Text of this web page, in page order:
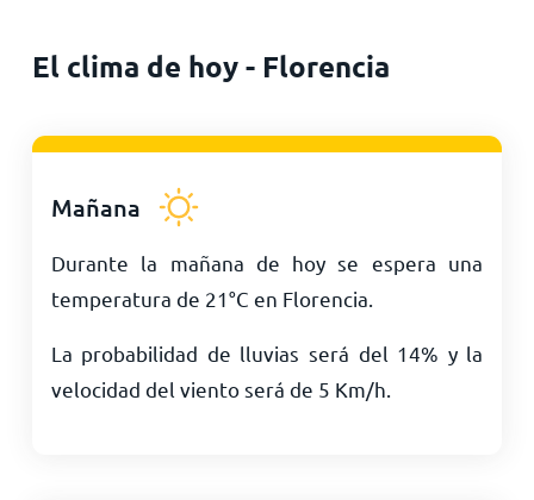
El clima de hoy - Florencia
Mañana
Durante la mañana de hoy se espera una
temperatura de 21°C en Florencia.
La probabilidad de lluvias será del 14% y la
velocidad del viento será de 5 Km/h